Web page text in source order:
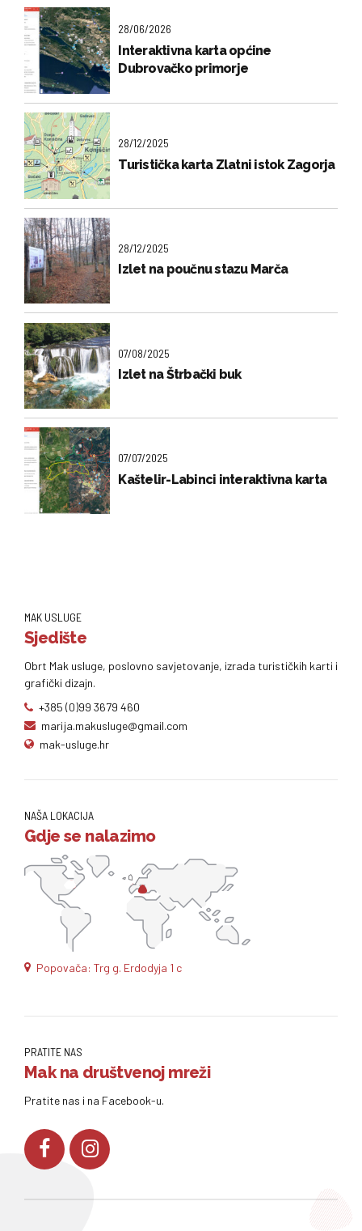
28/06/2026
Interaktivna karta općine
Dubrovačko primorje
28/12/2025
Turistička karta Zlatni istok Zagorja
28/12/2025
Izlet na poučnu stazu Marča
07/08/2025
Izlet na Štrbački buk
07/07/2025
Kaštelir-Labinci interaktivna karta
MAK USLUGE
Sjedište
Obrt Mak usluge, poslovno savjetovanje, izrada turističkih karti i
grafički dizajn.
+385 (0)99 3679 460
marija.makusluge@gmail.com
mak-usluge.hr
NAŠA LOKACIJA
Gdje se nalazimo
Popovača: Trg g. Erdodyja 1 c
PRATITE NAS
Mak na društvenoj mreži
Pratite nas i na Facebook-u.